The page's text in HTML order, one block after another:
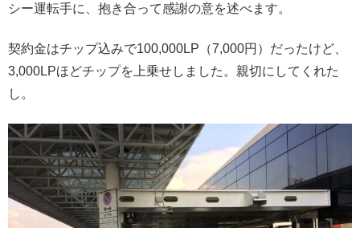
シー運転手に、抱き合って感謝の意を述べます。
契約金はチップ込みで100,000LP（7,000円）だったけど、
3,000LPほどチップを上乗せしました。親切にしてくれた
し。